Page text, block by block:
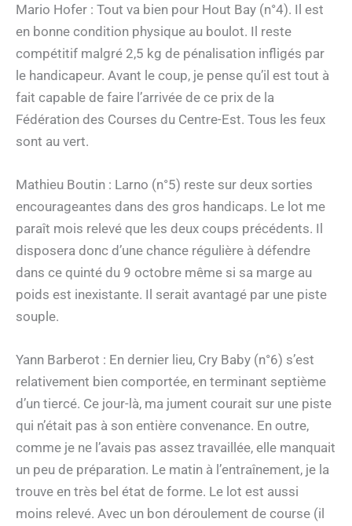
Mario Hofer : Tout va bien pour Hout Bay (n°4). Il est
en bonne condition physique au boulot. Il reste
compétitif malgré 2,5 kg de pénalisation infligés par
le handicapeur. Avant le coup, je pense qu’il est tout à
fait capable de faire l’arrivée de ce prix de la
Fédération des Courses du Centre-Est. Tous les feux
sont au vert.
Mathieu Boutin : Larno (n°5) reste sur deux sorties
encourageantes dans des gros handicaps. Le lot me
paraît mois relevé que les deux coups précédents. Il
disposera donc d’une chance régulière à défendre
dans ce quinté du 9 octobre même si sa marge au
poids est inexistante. Il serait avantagé par une piste
souple.
Yann Barberot : En dernier lieu, Cry Baby (n°6) s’est
relativement bien comportée, en terminant septième
d’un tiercé. Ce jour-là, ma jument courait sur une piste
qui n’était pas à son entière convenance. En outre,
comme je ne l’avais pas assez travaillée, elle manquait
un peu de préparation. Le matin à l’entraînement, je la
trouve en très bel état de forme. Le lot est aussi
moins relevé. Avec un bon déroulement de course (il